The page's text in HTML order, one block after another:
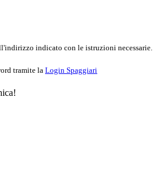
indicato con le istruzioni necessarie.
tramite la Login Spaggiari